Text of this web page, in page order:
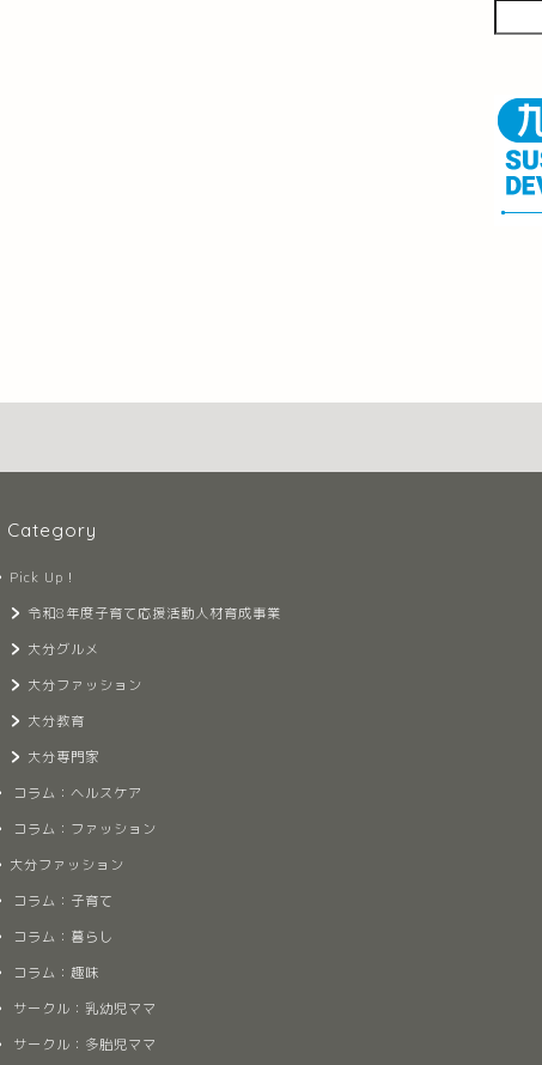
Category
Pick Up！
令和8年度子育て応援活動人材育成事業
大分グルメ
大分ファッション
大分教育
大分専門家
コラム：ヘルスケア
コラム：ファッション
大分ファッション
コラム：子育て
コラム：暮らし
コラム：趣味
サークル：乳幼児ママ
サークル：多胎児ママ